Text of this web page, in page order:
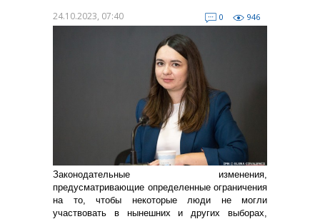
24.10.2023, 07:40 0 946
Законодательные изменения,
предусматривающие определенные ограничения
на то, чтобы некоторые люди не могли
участвовать в нынешних и других выборах,